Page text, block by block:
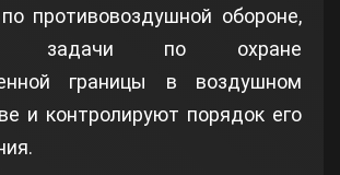
противовоздушной обороне,
задачи по охране
границы в воздушном
и контролируют порядок его